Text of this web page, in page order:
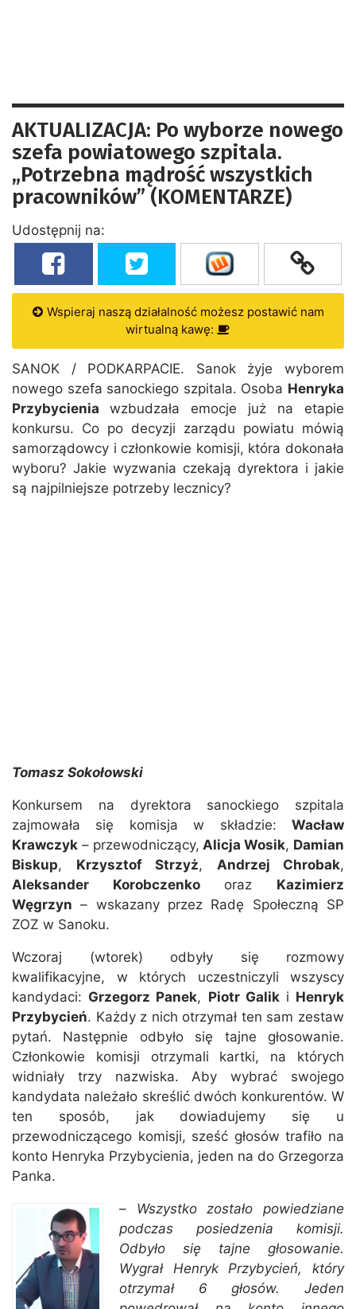
AKTUALIZACJA: Po wyborze nowego
szefa powiatowego szpitala.
„Potrzebna mądrość wszystkich
pracowników” (KOMENTARZE)
Udostępnij na:
Wspieraj naszą działalność możesz postawić nam
wirtualną kawę:
SANOK / PODKARPACIE. Sanok żyje wyborem
nowego szefa sanockiego szpitala. Osoba Henryka
Przybycienia wzbudzała emocje już na etapie
konkursu. Co po decyzji zarządu powiatu mówią
samorządowcy i członkowie komisji, która dokonała
wyboru? Jakie wyzwania czekają dyrektora i jakie
są najpilniejsze potrzeby lecznicy?
Tomasz Sokołowski
Konkursem na dyrektora sanockiego szpitala
zajmowała się komisja w składzie: Wacław
Krawczyk – przewodniczący, Alicja Wosik, Damian
Biskup, Krzysztof Strzyż, Andrzej Chrobak,
Aleksander Korobczenkooraz Kazimierz
Węgrzyn – wskazany przez Radę Społeczną SP
ZOZ w Sanoku.
Wczoraj (wtorek) odbyły się rozmowy
kwalifikacyjne, w których uczestniczyli wszyscy
kandydaci: Grzegorz Panek, Piotr Galiki Henryk
Przybycień. Każdy z nich otrzymał ten sam zestaw
pytań. Następnie odbyło się tajne głosowanie.
Członkowie komisji otrzymali kartki, na których
widniały trzy nazwiska. Aby wybrać swojego
kandydata należało skreślić dwóch konkurentów. W
ten sposób, jak dowiadujemy się u
przewodniczącego komisji, sześć głosów trafiło na
konto Henryka Przybycienia, jeden na do Grzegorza
Panka.
– Wszystko zostało powiedziane
podczas posiedzenia komisji.
Odbyło się tajne głosowanie.
Wygrał Henryk Przybycień, który
otrzymał 6 głosów. Jeden